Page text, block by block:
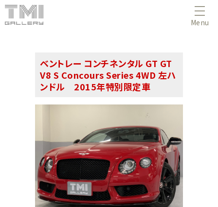
Menu
ベントレー コンチネンタル GT GT
V8 S Concours Series 4WD 左ハ
ンドル 2015年特別限定車